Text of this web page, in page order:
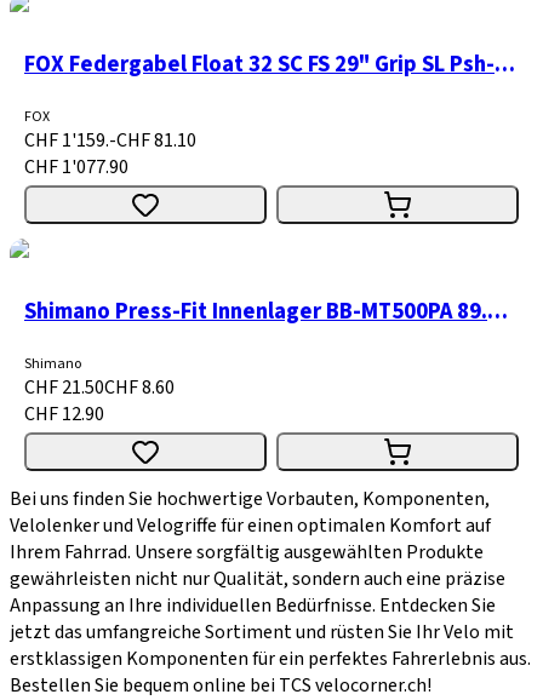
FOX Federgabel Float 32 SC FS 29" Grip SL Psh-Lk 100 15x110 1.5 T shiny
FOX
CHF 1'159.-CHF 81.10
CHF 1'077.90
Shimano Press-Fit Innenlager BB-MT500PA 89.5/92 mm
Shimano
CHF 21.50CHF 8.60
CHF 12.90
Bei uns finden Sie hochwertige Vorbauten, Komponenten,
Velolenker und Velogriffe für einen optimalen Komfort auf
Ihrem Fahrrad. Unsere sorgfältig ausgewählten Produkte
gewährleisten nicht nur Qualität, sondern auch eine präzise
Anpassung an Ihre individuellen Bedürfnisse. Entdecken Sie
jetzt das umfangreiche Sortiment und rüsten Sie Ihr Velo mit
erstklassigen Komponenten für ein perfektes Fahrerlebnis aus.
Bestellen Sie bequem online bei TCS velocorner.ch!